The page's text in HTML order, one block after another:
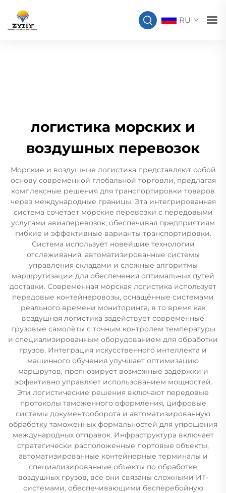
RU
логистика морских и
воздушных перевозок
Морские и воздушные логистика представляют собой
основу современной глобальной торговли, предлагая
комплексные решения для транспортировки товаров
через международные границы. Эта интегрированная
система сочетает морские перевозки с передовыми
услугами авиаперевозок, обеспечивая предприятиям
гибкие и эффективные варианты транспортировки.
Система использует новейшие технологии
отслеживания, автоматизированные системы
управления складами и сложные алгоритмы
маршрутизации для обеспечения оптимальных путей
доставки. Современная морская логистика использует
передовые контейнеровозы, оснащённые системами
реального времени мониторинга, в то время как
воздушная логистика задействует современные
грузовые самолёты с точным контролем температуры
и специализированным оборудованием для обработки
грузов. Интеграция искусственного интеллекта и
машинного обучения улучшает оптимизацию
маршрутов, прогнозирует возможные задержки и
эффективно управляет использованием мощностей.
Эти логистические решения включают передовые
протоколы таможенного оформления, цифровые
системы документооборота и автоматизированную
обработку таможенных формальностей для упрощения
международных отправок. Инфраструктура включает
стратегически расположенные портовые объекты,
автоматизированные контейнерные терминалы и
специализированные объекты по обработке
воздушных грузов, все они связаны сложными ИТ-
системами, обеспечивающими бесперебойную